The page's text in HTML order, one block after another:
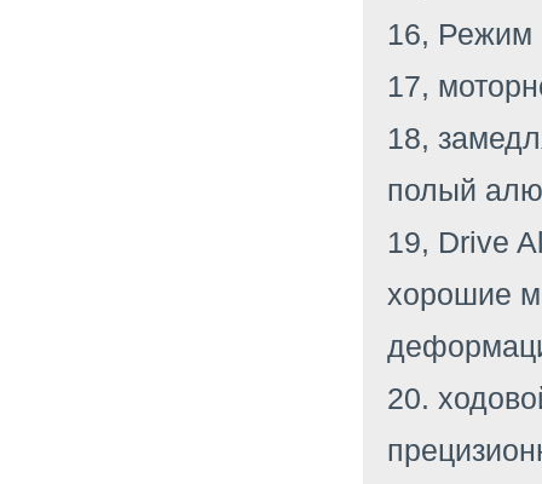
16, Режим
17,
18,
полый
19, Drive
хорошие
20.